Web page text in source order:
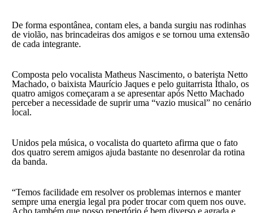
De forma espontânea, contam eles, a banda surgiu nas rodinhas
de violão, nas brincadeiras dos amigos e se tornou uma extensão
de cada integrante.
Composta pelo vocalista Matheus Nascimento, o baterista Netto
Machado, o baixista Maurício Jaques e pelo guitarrista Íthalo, os
quatro amigos começaram a se apresentar após Netto Machado
perceber a necessidade de suprir uma “vazio musical” no cenário
local.
Unidos pela música, o vocalista do quarteto afirma que o fato
dos quatro serem amigos ajuda bastante no desenrolar da rotina
da banda.
“Temos facilidade em resolver os problemas internos e manter
sempre uma energia legal pra poder trocar com quem nos ouve.
Acho também que nosso repertório é bem diverso e agrada e